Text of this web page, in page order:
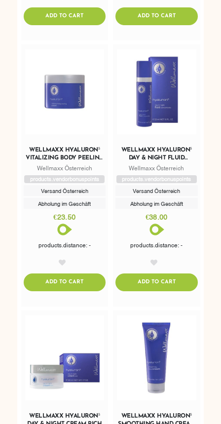
ADD TO CARTADDTOCART ADD TO CARTADDTOCART
WELLMAXX HYALURON⁵
VITALIZING BODY PEELING
CREAM
Wellmaxx Österreich
products.vendorbonuspoints
Versand Österreich
Abholung im Geschäft
€23.50
products.distance: -
ADD TO CARTADDTOCART
WELLMAXX HYALURON⁵
DAY & NIGHT FLUID
CONCENTRATE
Wellmaxx Österreich
products.vendorbonuspoints
Versand Österreich
Abholung im Geschäft
€38.00
products.distance: -
ADD TO CARTADDTOCART
WELLMAXX HYALURON⁵
WELLMAXX HYALURON⁵